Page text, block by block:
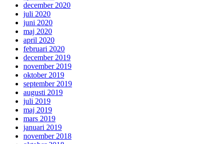
december 2020
juli 2020
juni 2020
maj 2020
april 2020
februari 2020
december 2019
november 2019
oktober 2019
september 2019
augusti 2019
juli 2019
maj 2019
mars 2019
januari 2019
november 2018